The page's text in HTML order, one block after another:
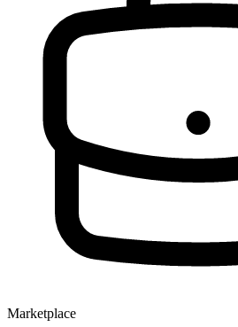
Marketplace